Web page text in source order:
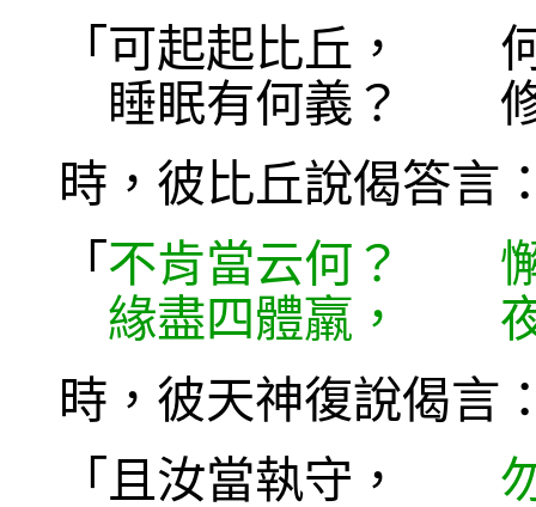
「可起起比丘，
睡眠有何義？ 修
時，彼比丘說偈答言
「 不肯當云何？ 懈
緣盡四體羸， 夜
時，彼天神復說偈言
「且汝當執守，